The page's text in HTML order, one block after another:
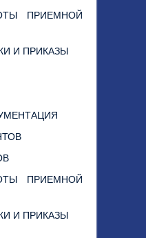
ПРИЕМНОЙ
И ПРИКАЗЫ
ПРИЕМНОЙ
И ПРИКАЗЫ